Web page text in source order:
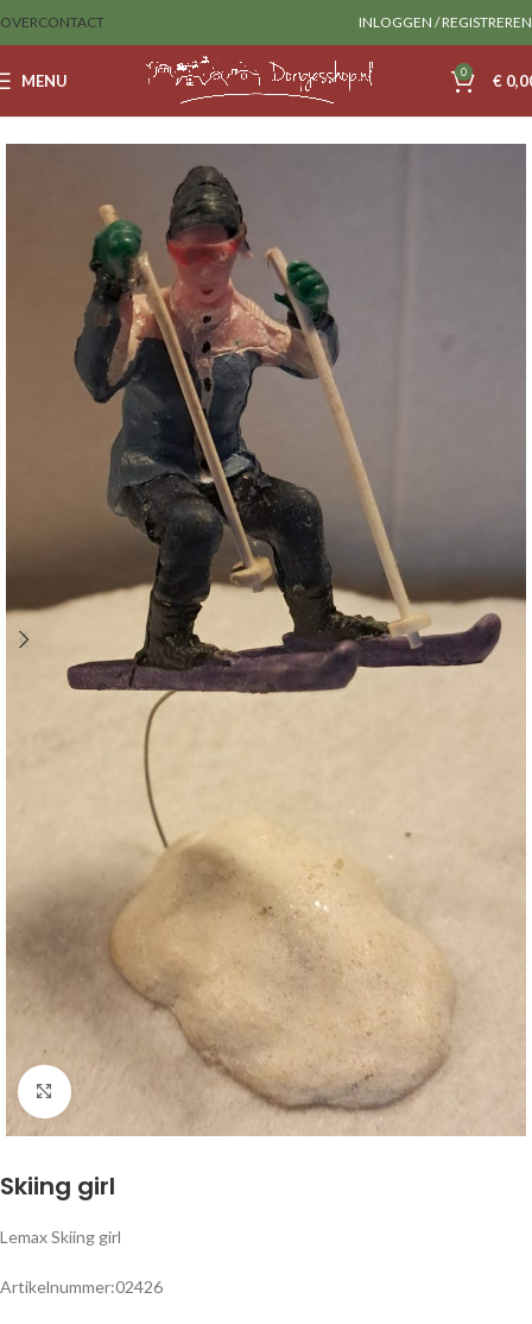
OVERCONTACT INLOGGEN / REGISTREREN
MENU 0 €
Klik om te vergroten
Skiing girl
Lemax Skiing girl
Artikelnummer:02426